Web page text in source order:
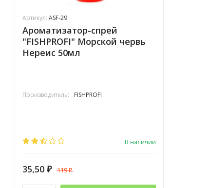
Артикул: ASF-29
Ароматизатор-спрей
"FISHPROFI" Морской червь
Нереис 50мл
Производитель: FISHPROFI
В наличии
35,50 ₽ 119₽